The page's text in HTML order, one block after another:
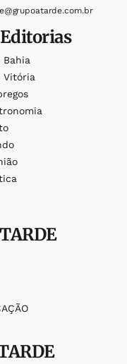
Bahia
Vitória